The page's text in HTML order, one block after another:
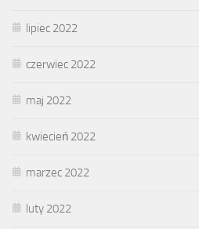
lipiec 2022
czerwiec 2022
maj 2022
kwiecień 2022
marzec 2022
luty 2022